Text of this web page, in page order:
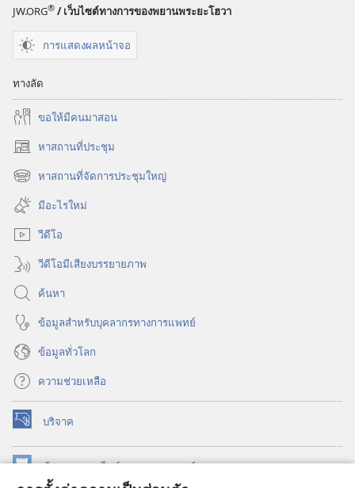
JW.ORG® / เว็บไซต์ทางการของพยานพระยะโฮวา
การแสดงผลหน้าจอ
ทางลัด
ขอ​ให้​มี​คน​มา​สอน
หาสถานที่ประชุม
(เปิด
หน้าต่างหาสถานที่จัดการประชุมใหญ่
(เปิด
หน้าต่าง
ใหม่)
มีอะไรใหม่
วีดีโอ
วีดีโอมีเสียงบรรยายภาพ
ค้นหา
ข้อมูล​สำหรับ​บุคลากร​ทาง​การ​แพทย์
ข้อมูล​ทั่ว​โลก
ความช่วยเหลือ
บริจาค
(เปิด
หน้าต่าง
ใหม่) ห้องสมุดออนไลน์ของวอชเทาเวอร์